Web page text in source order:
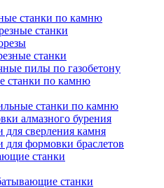
станки по камню
станки
станки
пилы по газобетону
станки по камню
станки по камню
алмазного бурения
для сверления камня
для формовки браслетов
станки
станки